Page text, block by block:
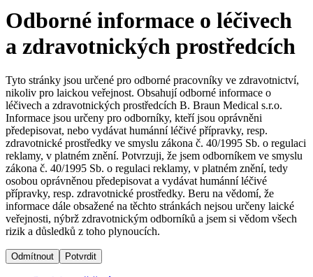
Onkologie
Ortopedie
Páteřní chirurgie
Péče o rány
Prevence a kontrola infekcí
Uzavírání ran
Řešení
Terapie
Dialyzační střediska​
B. Braun Avitum poskytuje kvalitní dialyzační péči ve všech
svých střediscích v České republice. Více informací se
dozvíte na stránkách jednotlivých středisek.
Nabídky pracovních míst
Objevte své kariérní příležitosti ​v B. Braun. Vyhledejte náš trh
práce​ pro zajímavé pozice.​
Kontakt
Kontaktní formulář
Registrace k odběru newsletteru
Odpovědnost
Média
Kontakt
Odborné informace o léčivech
a zdravotnických prostředcích
Tyto stránky jsou určené pro odborné pracovníky ve zdravotnictví,
nikoliv pro laickou veřejnost. Obsahují odborné informace o
léčivech a zdravotnických prostředcích B. Braun Medical s.r.o.
Informace jsou určeny pro odborníky, kteří jsou oprávněni
předepisovat, nebo vydávat humánní léčivé přípravky, resp.
zdravotnické prostředky ve smyslu zákona č. 40/1995 Sb. o regulaci
reklamy, v platném znění. Potvrzuji, že jsem odborníkem ve smyslu
zákona č. 40/1995 Sb. o regulaci reklamy, v platném znění, tedy
osobou oprávněnou předepisovat a vydávat humánní léčivé
přípravky, resp. zdravotnické prostředky. Beru na vědomí, že
informace dále obsažené na těchto stránkách nejsou určeny laické
veřejnosti, nýbrž zdravotnickým odborníků a jsem si vědom všech
rizik a důsledků z toho plynoucích.
Odmítnout Potvrdit